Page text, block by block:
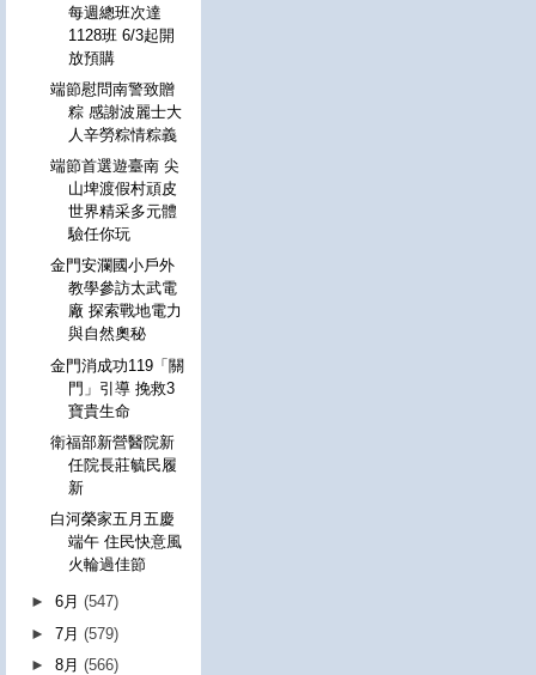
每週總班次達
1128班 6/3起開
放預購
端節慰問南警致贈
粽 感謝波麗士大
人辛勞粽情粽義
端節首選遊臺南 尖
山埤渡假村頑皮
世界精采多元體
驗任你玩
金門安瀾國小戶外
教學參訪太武電
廠 探索戰地電力
與自然奧秘
金門消成功119「關
門」引導 挽救3
寶貴生命
衛福部新營醫院新
任院長莊毓民履
新
白河榮家五月五慶
端午 住民快意風
火輪過佳節
►6月(547)
►7月(579)
►8月(566)